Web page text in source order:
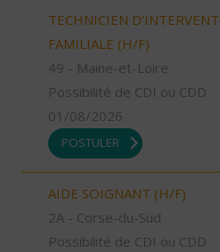
TECHNICIEN
FAMILIALE (H/F)
49 - Maine-et-Loire
Possibilité de CDI ou CDD
01/08/2026
POSTULER
AIDE SOIGNANT (H/F)
2A - Corse-du-Sud
Possibilité de CDI ou CDD